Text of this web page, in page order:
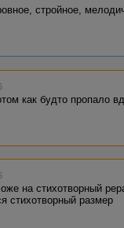
стройное,
как будто пропало
на стихотворный
стихотворный размер